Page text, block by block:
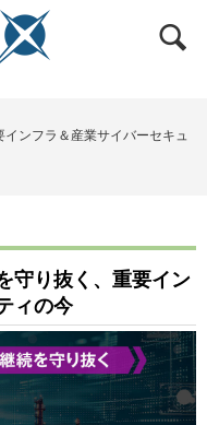
ンフラ＆産業サイバーセキュ
守り抜く、重要イン
ィの今